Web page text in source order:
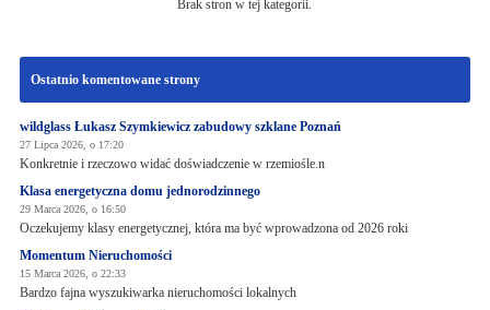
Brak stron w tej kategorii.
Ostatnio komentowane strony
wildglass Łukasz Szymkiewicz zabudowy szklane Poznań
27 Lipca 2026, o 17:20
Konkretnie i rzeczowo widać doświadczenie w rzemiośle.n
Klasa energetyczna domu jednorodzinnego
29 Marca 2026, o 16:50
Oczekujemy klasy energetycznej, która ma być wprowadzona od 2026 roki
Momentum Nieruchomości
15 Marca 2026, o 22:33
Bardzo fajna wyszukiwarka nieruchomości lokalnych